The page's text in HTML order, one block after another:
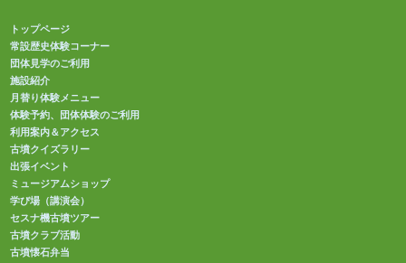
トップページ
常設歴史体験コーナー
団体見学のご利用
施設紹介
月替り体験メニュー
体験予約、団体体験のご利用
利用案内＆アクセス
古墳クイズラリー
出張イベント
ミュージアムショップ
学び場（講演会）
セスナ機古墳ツアー
古墳クラブ活動
古墳懐石弁当